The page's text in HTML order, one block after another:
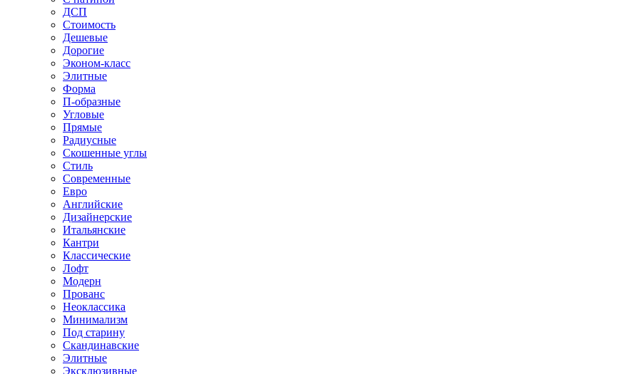
ДСП
Стоимость
Дешевые
Дорогие
Эконом-класс
Элитные
Форма
П-образные
Угловые
Прямые
Радиусные
Скошенные углы
Стиль
Современные
Евро
Английские
Дизайнерские
Итальянские
Кантри
Классические
Лофт
Модерн
Прованс
Неоклассика
Минимализм
Под старину
Скандинавские
Элитные
Эксклюзивные